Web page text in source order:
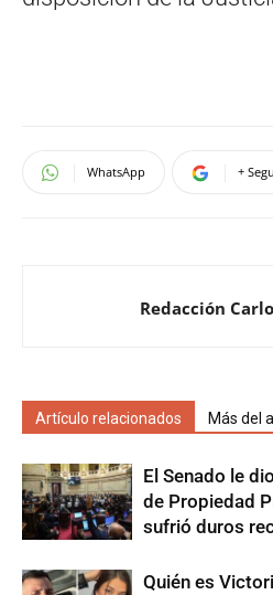
WhatsApp +
Redacción
Artículo relacionados Más del
El Senado le
de Propiedad
sufrió duros
Quién es